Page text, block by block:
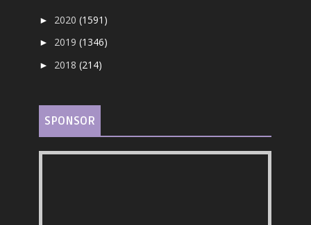
► 2020(1591)
► 2019(1346)
► 2018(214)
SPONSOR